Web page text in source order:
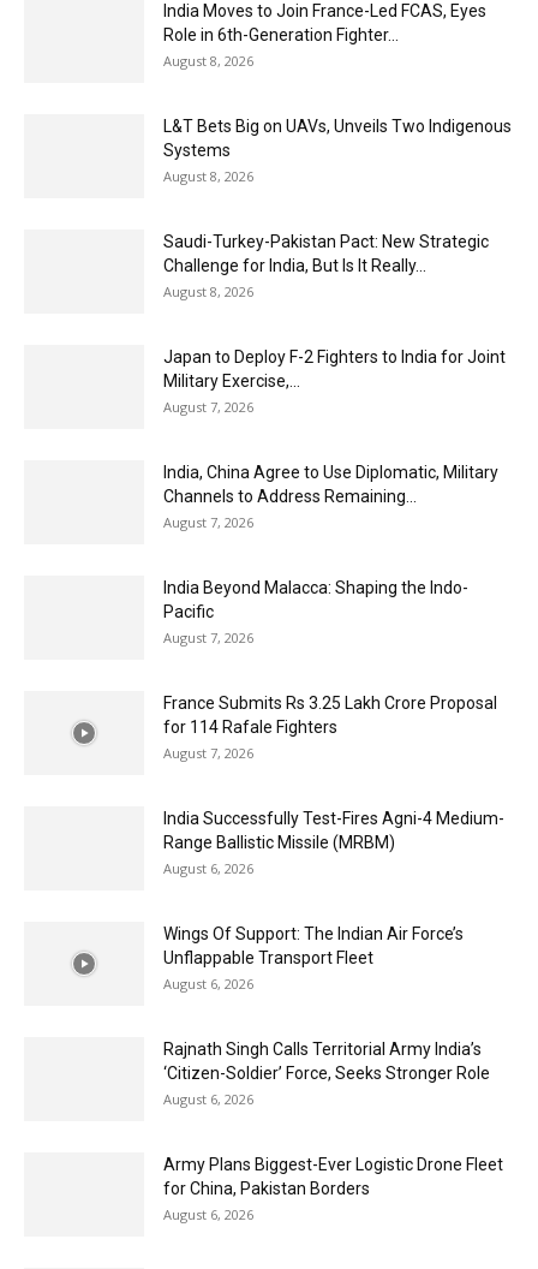
India Moves to Join France-Led FCAS, Eyes
Role in 6th-Generation Fighter...
August 8, 2026
L&T Bets Big on UAVs, Unveils Two Indigenous
Systems
August 8, 2026
Saudi-Turkey-Pakistan Pact: New Strategic
Challenge for India, But Is It Really...
August 8, 2026
Japan to Deploy F-2 Fighters to India for Joint
Military Exercise,...
August 7, 2026
India, China Agree to Use Diplomatic, Military
Channels to Address Remaining...
August 7, 2026
India Beyond Malacca: Shaping the Indo-
Pacific
August 7, 2026
France Submits Rs 3.25 Lakh Crore Proposal
for 114 Rafale Fighters
August 7, 2026
India Successfully Test-Fires Agni-4 Medium-
Range Ballistic Missile (MRBM)
August 6, 2026
Wings Of Support: The Indian Air Force’s
Unflappable Transport Fleet
August 6, 2026
Rajnath Singh Calls Territorial Army India’s
‘Citizen-Soldier’ Force, Seeks Stronger Role
August 6, 2026
Army Plans Biggest-Ever Logistic Drone Fleet
for China, Pakistan Borders
August 6, 2026